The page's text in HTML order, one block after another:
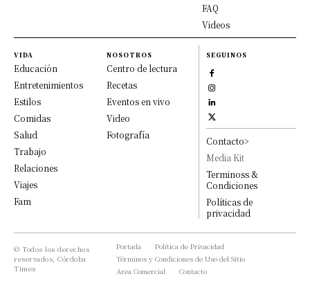
FAQ
Videos
VIDA
Educación
Entretenimientos
Estilos
Comidas
Salud
Trabajo
Relaciones
Viajes
Fam
NOSOTROS
Centro de lectura
Recetas
Eventos en vivo
Video
Fotografía
SEGUINOS
Contacto>
Media Kit
Terminoss &
Condiciones
Políticas de
privacidad
© Todos los derechos
reservados, Córdoba
Times
Portada
Política de Privacidad
Términos y Condiciones de Uso del Sitio
Area Comercial
Contacto